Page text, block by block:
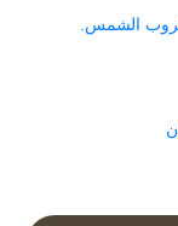
الشمس.